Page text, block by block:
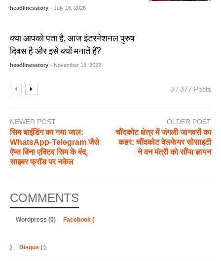
headlinesstory - July 16, 2026
क्या आपको पता है, आज इंटरनेशनल पुरुष
दिवस है और इसे क्यों मनातें हैं?
headlinesstory - November 19, 2022
3 / 377 Posts
NEWER POST
सिम बाइंडिंग का नया जाल:
WhatsApp-Telegram जैसे
ऐप्स बिना एक्टिव सिम के बंद,
साइबर फ्रॉड पर नकेल
OLDER POST
चौंदकोट क्षेत्र में जंगली जानवरों का
कहर: चौंदकोट वेलफेयर सोसाइटी
ने वन मंत्री को सौंपा ज्ञापन
COMMENTS
Wordpress (0) Facebook (
) Disqus ( )